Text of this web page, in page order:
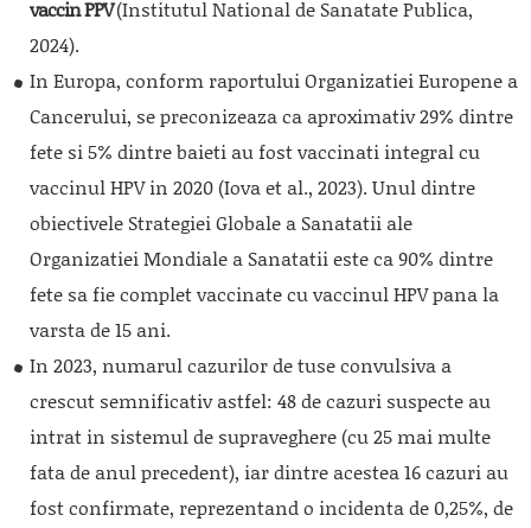
vaccin PPV(Institutul National de Sanatate Publica,
2024).
In Europa, conform raportului Organizatiei Europene a
Cancerului, se preconizeaza ca aproximativ 29% dintre
fete si 5% dintre baieti au fost vaccinati integral cu
vaccinul HPV in 2020 (Iova et al., 2023). Unul dintre
obiectivele Strategiei Globale a Sanatatii ale
Organizatiei Mondiale a Sanatatii este ca 90% dintre
fete sa fie complet vaccinate cu vaccinul HPV pana la
varsta de 15 ani.
In 2023, numarul cazurilor de tuse convulsiva a
crescut semnificativ astfel: 48 de cazuri suspecte au
intrat in sistemul de supraveghere (cu 25 mai multe
fata de anul precedent), iar dintre acestea 16 cazuri au
fost confirmate, reprezentand o incidenta de 0,25%, de